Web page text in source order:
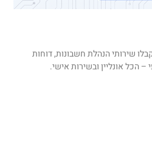
שירותי הנהלת חשבונות, דוחות
– הכל אונליין ובשירות אישי.